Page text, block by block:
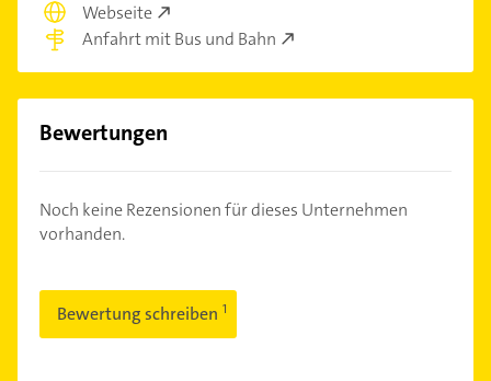
Webseite
Anfahrt mit Bus und Bahn
Bewertungen
Noch keine Rezensionen für dieses Unternehmen
vorhanden.
Bewertung schreiben